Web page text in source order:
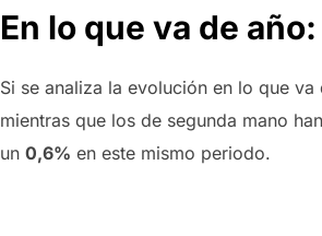
En lo que va de
Si se analiza la evolución en lo que
mientras que los de segunda mano
un 0,6% en este mismo periodo.